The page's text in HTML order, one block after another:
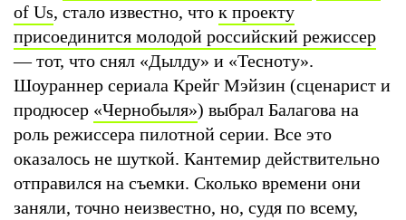
of Us, стало известно, что к проекту
присоединится молодой российский режиссер
— тот, что снял «Дылду» и «Тесноту».
Шоураннер сериала Крейг Мэйзин (сценарист и
продюсер «Чернобыля») выбрал Балагова на
роль режиссера пилотной серии. Все это
оказалось не шуткой. Кантемир действительно
отправился на съемки. Сколько времени они
заняли, точно неизвестно, но, судя по всему,